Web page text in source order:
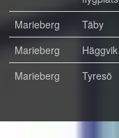
Marieberg Täby
Marieberg
Häggvik
Marieberg
Tyresö